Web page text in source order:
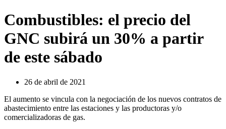
Combustibles: el precio del
GNC subirá un 30% a partir
de este sábado
26 de abril de 2021
El aumento se vincula con la negociación de los nuevos contratos de
abastecimiento entre las estaciones y las productoras y/o
comercializadoras de gas.